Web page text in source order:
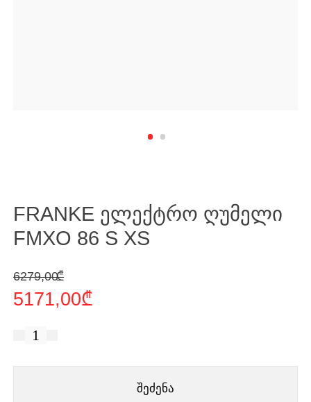
FRANKE ელექტრო ღუმელი
FMXO 86 S XS
6279,00
₾
Original price was: 6279,00 ₾.
5171,00₾
Current price is: 5171,00 ₾.
რაოდენობა:
შეძენა